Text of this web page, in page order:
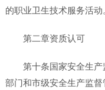
的职业卫生技术服务活动
第二章资质认可
第十条国家安全生
部门和市级安全生产监